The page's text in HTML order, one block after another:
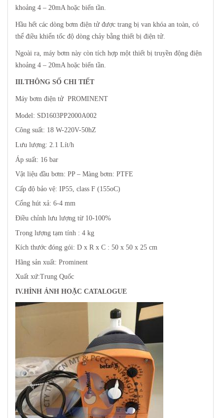
khoảng 4 – 20mA hoặc biến tần.
Hầu hết các dòng bơm điện tử được trang bị van khóa an toàn, có
thể điều khiển tốc độ dòng chảy bằng thiết bị điện tử.
Ngoài ra, máy bơm này còn tích hợp một thiết bị truyền động điện
khoảng 4 – 20mA hoặc biến tần.
III.THÔNG SỐ CHI TIẾT
Máy bơm điện tử PROMINENT
Model: SD1603PP2000A002
Công suất: 18 W-220V-50hZ
Lưu lượng: 2.1 Lít/h
Áp suất: 16 bar
Vật liệu đầu bơm: PP – Màng bơm: PTFE
Cấp độ bảo vệ: IP55, class F (155oC)
Cổng hút xả: 6-4 mm
Điều chỉnh lưu lượng từ 10-100%
Trọng lượng tạm tính : 4 kg
Kích thước đóng gói: D x R x C : 50 x 50 x 25 cm
Hãng sản xuất: Prominent
Xuất xứ:Trung Quốc
IV.HÌNH ẢNH HOẶC CATALOGUE